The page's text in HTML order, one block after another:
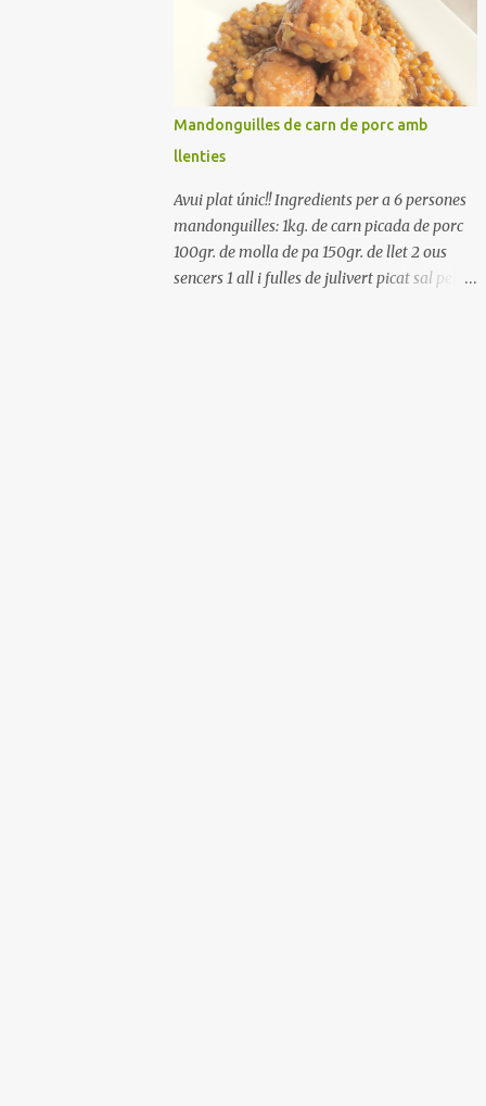
Renteu els pebrots i talleu-los a trossets.
Renteu les tomates i talleu-les a octaus.
Talleu les olives a rodanxes. Una hora abans
de portar a la taula, poseu els cigrons, ben
escorreguts, en un bol, amb la resta
d'ingredients: les tomates, el pebrot, la ceba,
(escorreguda), les olives i la tonyina
esmicolada. Amaniu amb sal i oli... bon
profit!!
Mandonguilles de carn de porc amb
llenties
Avui plat únic!! Ingredients per a 6 persones
mandonguilles: 1kg. de carn picada de porc
100gr. de molla de pa 150gr. de llet 2 ous
sencers 1 all i fulles de julivert picat sal pebre